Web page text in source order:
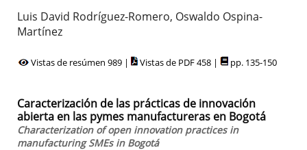
Luis David Rodríguez-Romero, Oswaldo Ospina-
Martínez
Vistas de resúmen 989 | Vistas de PDF 458 | pp. 135-150
Caracterización de las prácticas de innovación
abierta en las pymes manufactureras en Bogotá
Characterization of open innovation practices in
manufacturing SMEs in Bogotá